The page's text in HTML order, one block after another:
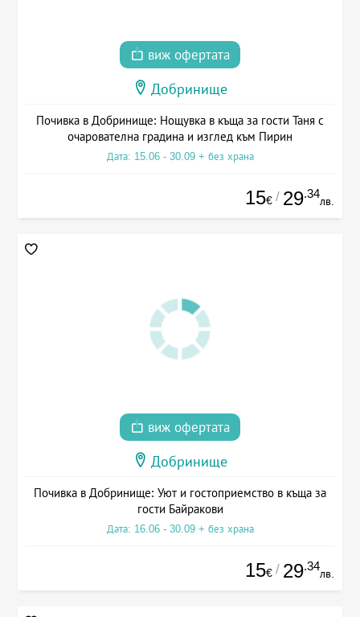
виж офертата
Добринище
Почивка в Добринище: Нощувка в къща за гости Таня с
очарователна градина и изглед към Пирин
Дата: 15.06 - 30.09 + без храна
15€ / 29.34
лв.
виж офертата
Добринище
Почивка в Добринище: Уют и гостоприемство в къща за
гости Байракови
Дата: 16.06 - 30.09 + без храна
15€ / 29.34
лв.